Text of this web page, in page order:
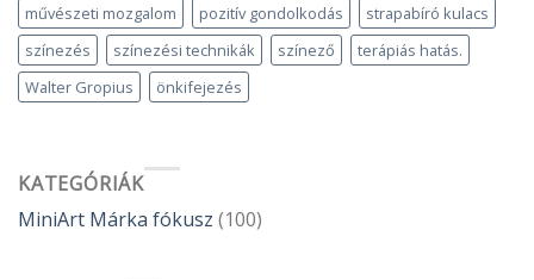
művészeti mozgalom
pozitív gondolkodás
strapabíró kulacs
színezés
színezési technikák színező
terápiás hatás.
Walter Gropius
önkifejezés
KATEGÓRIÁK
MiniArt Márka fókusz (100)